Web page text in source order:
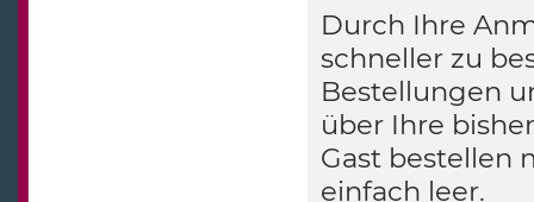
Durch Ihre
schneller zu
Bestellungen
über Ihre
Gast bestellen
einfach leer.